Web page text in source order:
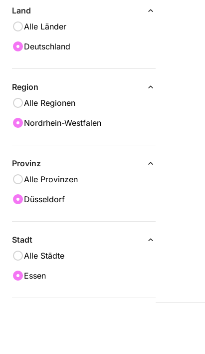
Land
Alle Länder
Deutschland
Region
Alle Regionen
Nordrhein-Westfalen
Provinz
Alle Provinzen
Düsseldorf
Stadt
Alle Städte
Essen